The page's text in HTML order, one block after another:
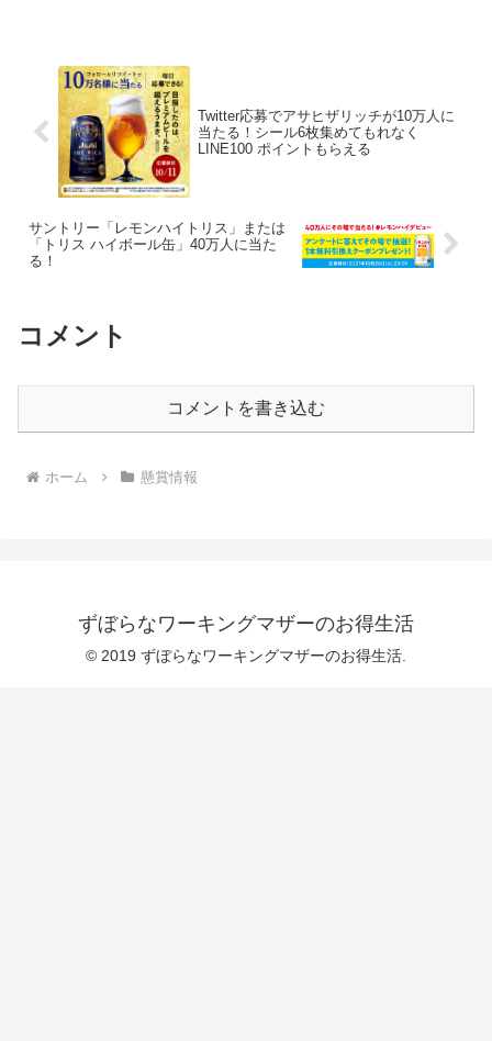
Twitter応募でアサヒザリッチが10万人に
当たる！シール6枚集めてもれなく
LINE100 ポイントもらえる
サントリー「レモンハイトリス」または
「トリス ハイボール缶」40万人に当た
る！
コメント
コメントを書き込む
ホーム 懸賞情報
ずぼらなワーキングマザーのお得生活
© 2019 ずぼらなワーキングマザーのお得生活.